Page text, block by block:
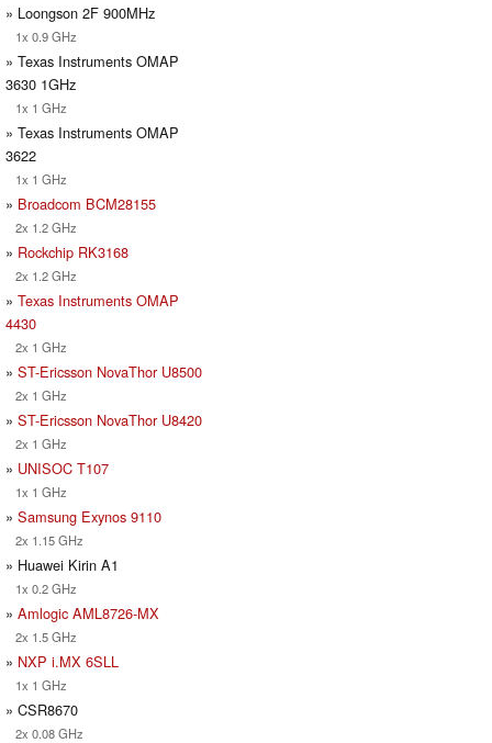
» Loongson 2F 900MHz
1x 0.9 GHz
» Texas Instruments OMAP
3630 1GHz
1x 1 GHz
» Texas Instruments OMAP
3622
1x 1 GHz
» Broadcom BCM28155
2x 1.2 GHz
» Rockchip RK3168
2x 1.2 GHz
» Texas Instruments OMAP
4430
2x 1 GHz
» ST-Ericsson NovaThor U8500
2x 1 GHz
» ST-Ericsson NovaThor U8420
2x 1 GHz
» UNISOC T107
1x 1 GHz
» Samsung Exynos 9110
2x 1.15 GHz
» Huawei Kirin A1
1x 0.2 GHz
» Amlogic AML8726-MX
2x 1.5 GHz
» NXP i.MX 6SLL
1x 1 GHz
» CSR8670
2x 0.08 GHz